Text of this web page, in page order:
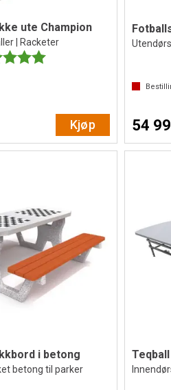
ute Champion
| Racketer
Kjøp 54
i betong
betong til parker